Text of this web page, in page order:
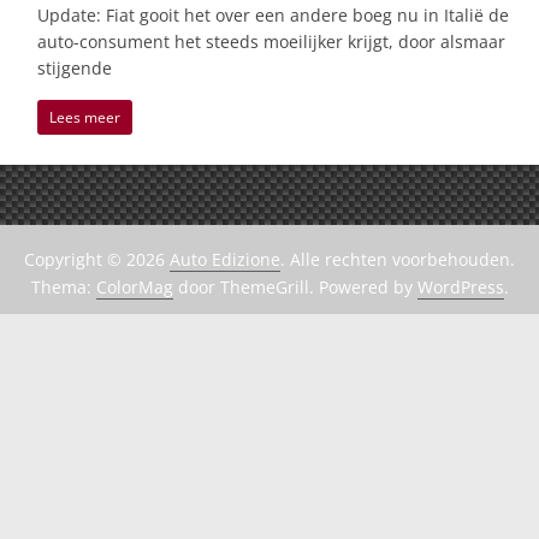
Update: Fiat gooit het over een andere boeg nu in Italië de
auto-consument het steeds moeilijker krijgt, door alsmaar
stijgende
Lees meer
Copyright © 2026 Auto Edizione. Alle rechten voorbehouden.
Thema: ColorMag door ThemeGrill. Powered by WordPress.